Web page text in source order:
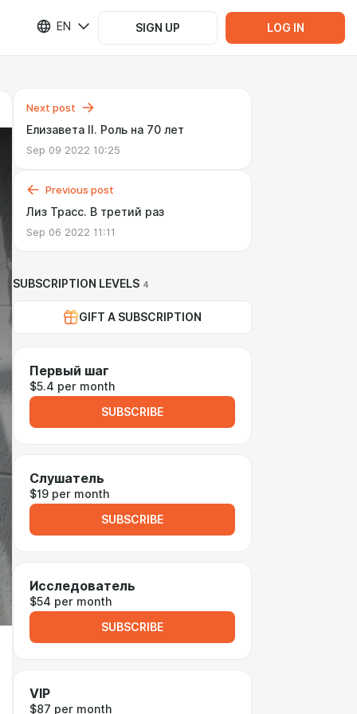
EN SIGN UP LOG IN
Next post
Елизавета II. Роль на 70 лет
Sep 09 2022 10:25
Previous post
Лиз Трасс. В третий раз
Sep 06 2022 11:11
SUBSCRIPTION LEVELS 4
GIFT A SUBSCRIPTION
Первый шаг
$5.4 per month
SUBSCRIBE
Слушатель
$19 per month
SUBSCRIBE
Исследователь
$54 per month
SUBSCRIBE
VIP
$87 per month